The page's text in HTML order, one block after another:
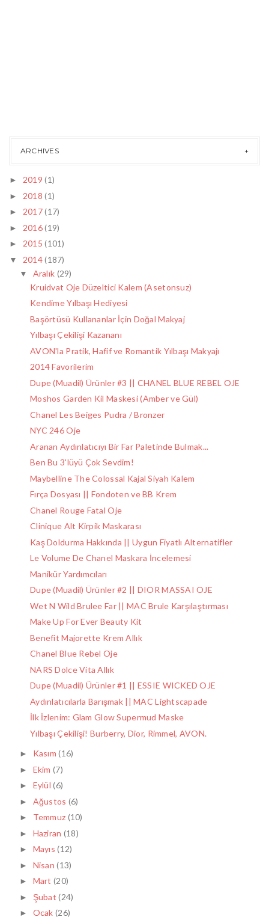
ARCHIVES
► 2019(1)
► 2018(1)
► 2017(17)
► 2016(19)
► 2015(101)
▼ 2014(187)
▼ Aralık (29)
Kruidvat Oje Düzeltici Kalem (Asetonsuz)
Kendime Yılbaşı Hediyesi
Başörtüsü Kullananlar İçin Doğal Makyaj
Yılbaşı Çekilişi Kazananı
AVON'la Pratik, Hafif ve Romantik Yılbaşı Makyajı
2014 Favorilerim
Dupe (Muadil) Ürünler #3 || CHANEL BLUE REBEL OJE
Moshos Garden Kil Maskesi (Amber ve Gül)
Chanel Les Beiges Pudra / Bronzer
NYC 246 Oje
Aranan Aydınlatıcıyı Bir Far Paletinde Bulmak...
Ben Bu 3'lüyü Çok Sevdim!
Maybelline The Colossal Kajal Siyah Kalem
Fırça Dosyası || Fondoten ve BB Krem
Chanel Rouge Fatal Oje
Clinique Alt Kirpik Maskarası
Kaş Doldurma Hakkında || Uygun Fiyatlı Alternatifler
Le Volume De Chanel Maskara İncelemesi
Manikür Yardımcıları
Dupe (Muadil) Ürünler #2 || DIOR MASSAI OJE
Wet N Wild Brulee Far || MAC Brule Karşılaştırması
Make Up For Ever Beauty Kit
Benefit Majorette Krem Allık
Chanel Blue Rebel Oje
NARS Dolce Vita Allık
Dupe (Muadil) Ürünler #1 || ESSIE WICKED OJE
Aydınlatıcılarla Barışmak || MAC Lightscapade
İlk İzlenim: Glam Glow Supermud Maske
Yılbaşı Çekilişi! Burberry, Dior, Rimmel, AVON.
► Kasım(16)
► Ekim(7)
► Eylül(6)
► Ağustos (6)
► Temmuz (10)
► Haziran (18)
► Mayıs(12)
► Nisan(13)
► Mart(20)
► Şubat(24)
► Ocak(26)